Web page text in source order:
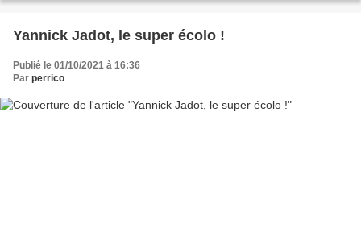
Yannick Jadot, le super écolo !
Publié le 01/10/2021 à 16:36
Par perrico